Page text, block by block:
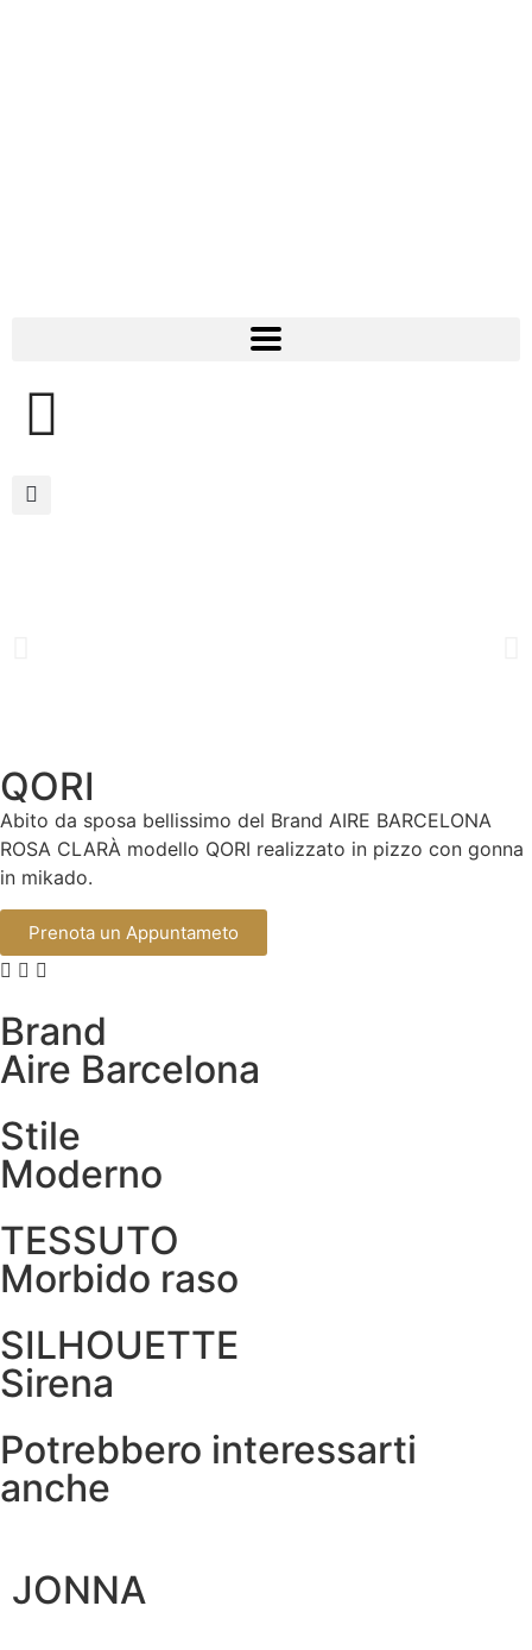
QORI
Abito da sposa bellissimo del Brand AIRE BARCELONA
ROSA CLARÀ modello QORI realizzato in pizzo con gonna
in mikado.
Prenota un Appuntameto
Brand
Aire Barcelona
Stile
Moderno
TESSUTO
Morbido raso
SILHOUETTE
Sirena
Potrebbero interessarti
anche
JONNA